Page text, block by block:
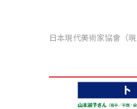
日本現代美術家協會（